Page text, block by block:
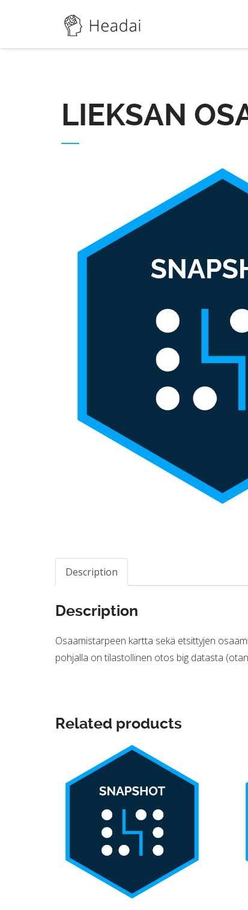
LIEKSAN
Description
Description
Osaamistarpeen kartta sekä etsittyjen
pohjalla on tilastollinen otos big datasta
Related products